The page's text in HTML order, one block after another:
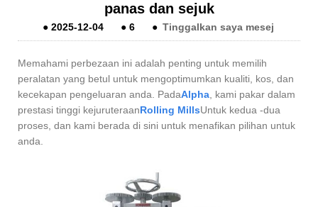
panas dan sejuk
● 2025-12-04 ● 6 ● Tinggalkan saya mesej
Memahami perbezaan ini adalah penting untuk memilih
peralatan yang betul untuk mengoptimumkan kualiti, kos, dan
kecekapan pengeluaran anda. PadaAlpha, kami pakar dalam
prestasi tinggi kejuruteraanRolling MillsUntuk kedua -dua
proses, dan kami berada di sini untuk menafikan pilihan untuk
anda.